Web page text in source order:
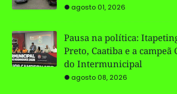
agosto 01, 2026
Pausa na política:
Preto, Caatiba e a campeã
do Intermunicipal
agosto 08, 2026